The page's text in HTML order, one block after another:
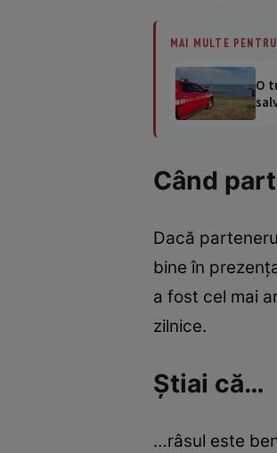
MAI MULTE
O
Când
Dacă
bine în
a fost cel mai
zilnice.
Ştiai că…
…râsul este